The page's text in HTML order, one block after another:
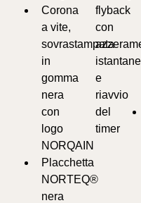
Corona
a vite,
sovrastampata
in
gomma
nera
con
logo
NORQAIN
Placchetta
NORTEQ®
nera
flyback
con
e
riavvio
del
timer